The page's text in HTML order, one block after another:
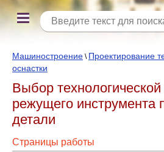
Машиностроение \ Проектирование
оснастки
Выбор технологической
режущего инструмента
детали
Страницы работы